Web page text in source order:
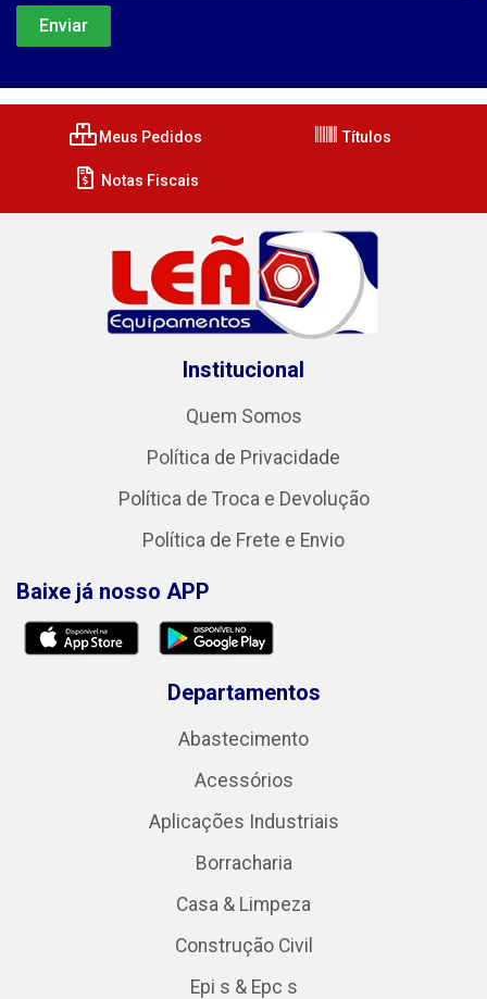
Meus Pedidos Títulos
Notas Fiscais
Institucional
Quem Somos
Política de Privacidade
Política de Troca e Devolução
Política de Frete e Envio
Baixe já nosso APP
Departamentos
Abastecimento
Acessórios
Aplicações Industriais
Borracharia
Casa & Limpeza
Construção Civil
Epi s & Epc s